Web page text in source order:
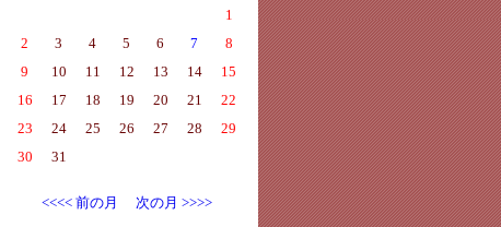
1
2
3 4 5 6 7
8
9
10 11 12 13 14
15
16
17 18 19 20 21
22
23
24 25 26 27 28
29
30
31
<<<< 前の月 次の月 >>>>